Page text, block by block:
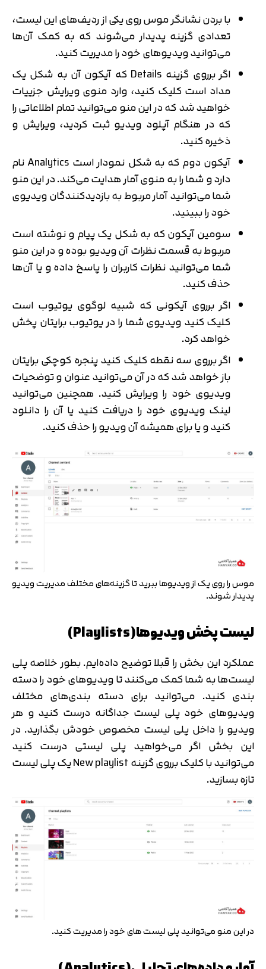
با بردن نشانگر موس روی یکی از ردیف‌های این لیست،
تعدادی گزینه پدیدار می‌شوند که به کمک ‌آن‌ها
می‌توانید ویدیوهای خود را مدیریت کنید.
اگر برروی گزینه Details که آیکون آن به شکل یک
مداد است کلیک کنید، وارد منوی ویرایش جزییات
خواهید شد که در این منو می‌توانید تمام اطلاعاتی را
که در هنگام آپلود ویدیو ثبت کردید، ویرایش و
ذخیره کنید.
آیکون دوم که به شکل نمودار است Analytics نام
دارد و شما را به منوی آمار هدایت می‌کند. در این منو
شما می‌توانید آمار مربوط به بازدیدکنندگان ویدیوی
خود را ببینید.
سومین آیکون که به شکل یک پیام و نوشته است
مربوط به قسمت نظرات آن ویدیو بوده و در این منو
شما می‌توانید نظرات کاربران را پاسخ داده و یا آن‌ها
حذف کنید.
اگر برروی آیکونی که شبیه لوگوی یوتیوب است
کلیک کنید ویدیوی شما را در یوتیوب برایتان پخش
خواهد کرد.
اگر برروی سه نقطه کلیک کنید پنجره کوچکی برایتان
باز خواهد شد که در آن می‌توانید عنوان و توضحیات
ویدیوی خود را ویرایش کنید. همچنین می‌توانید
لینک ویدیوی خود را دریافت کنید یا آن را دانلود
کنید و یا برای همیشه آن ویدیو را حذف کنید.
موس را روی یک از ویدیوها ببرید تا گزینه‌های مختلف مدیریت ویدیو
پدیدار شوند.
لیست پخش ویدیوها(Playlists)
عملکرد این بخش را قبلا توضیح داده‌ایم. بطور خلاصه پلی
لیست‌ها به شما کمک می‌کنند تا ویدیوهای خود را دسته‌
بندی کنید. می‌توانید برای دسته بندی‌های مختلف
ویدیوهای خود پلی لیست جداگانه درست کنید و هر
ویدیو را داخل پلی لیست مخصوص خودش بگذارید. در
این بخش اگر می‌خواهید پلی لیستی درست کنید
می‌توانید با کلیک برروی گزینه New playlist یک پلی لیست
تازه بسازید.
در این منو می‌توانید پلی لیست های خود را مدیریت کنید.